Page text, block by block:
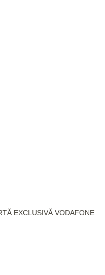
EXCLUSIVĂ VODAFONE